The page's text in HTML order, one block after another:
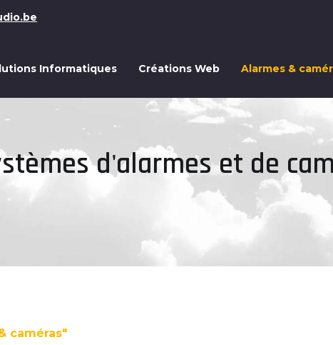
Informatiques Créations Web Alarmes &
d'alarmes et de
caméras"